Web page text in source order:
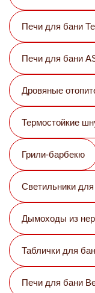
Печи для бани
Печи для бани
Дровяные
Термостойкие
Грили-барбекю
Светильники
Дымоходы из
Таблички для
Печи для бани